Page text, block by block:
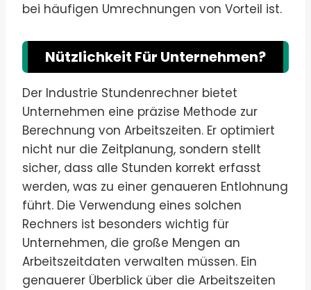
bei häufigen Umrechnungen von Vorteil ist.
Nützlichkeit Für Unternehmen?
Der Industrie Stundenrechner bietet
Unternehmen eine präzise Methode zur
Berechnung von Arbeitszeiten. Er optimiert
nicht nur die Zeitplanung, sondern stellt
sicher, dass alle Stunden korrekt erfasst
werden, was zu einer genaueren Entlohnung
führt. Die Verwendung eines solchen
Rechners ist besonders wichtig für
Unternehmen, die große Mengen an
Arbeitszeitdaten verwalten müssen. Ein
genauerer Überblick über die Arbeitszeiten